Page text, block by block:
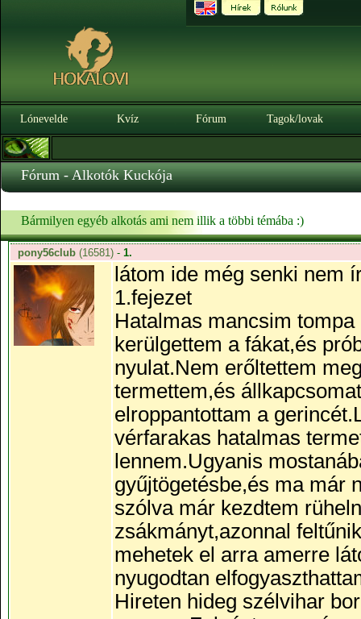
Lónevelde Kvíz Fórum Tagok/lovak
Fórum - Alkotók Kuckója
Bármilyen egyéb alkotás ami nem illik a többi témába :)
pony56club(16581) - 1.
látom ide még senki nem
1.fejezet
Hatalmas mancsim
kerülgettem a fákat,és
nyulat.Nem erőltettem
termettem,és
elroppantottam a
vérfarakas hatalmas
lennem.Ugyanis
gyűjtögetésbe,és ma már
szólva már kezdtem
zsákmányt,azonnal
mehetek el arra amerre
nyugodtan
Hireten hideg szélvihar